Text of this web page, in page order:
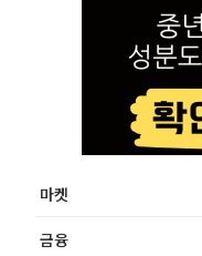
마켓
금융